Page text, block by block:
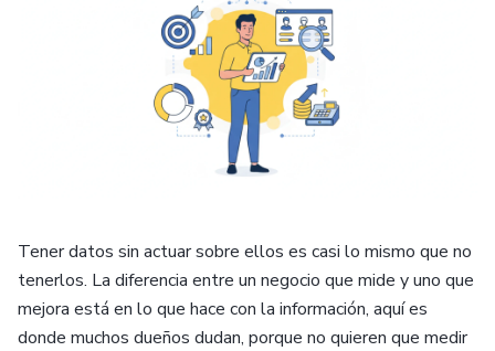
Tener datos sin actuar sobre ellos es casi lo mismo que no
tenerlos. La diferencia entre un negocio que mide y uno que
mejora está en lo que hace con la información, aquí es
donde muchos dueños dudan, porque no quieren que medir